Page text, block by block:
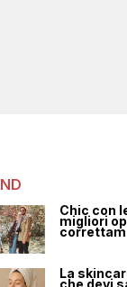
Chic con
migliori
La
che devi